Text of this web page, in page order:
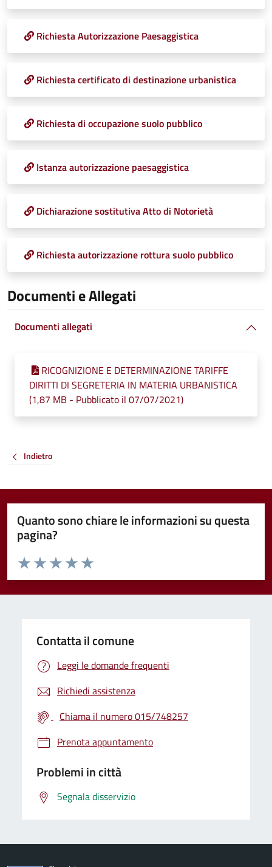
Richiesta Autorizzazione Paesaggistica
Richiesta certificato di destinazione urbanistica
Richiesta di occupazione suolo pubblico
Istanza autorizzazione paesaggistica
Dichiarazione sostitutiva Atto di Notorietà
Richiesta autorizzazione rottura suolo pubblico
Documenti e Allegati
Documenti allegati
RICOGNIZIONE E DETERMINAZIONE TARIFFE
DIRITTI DI SEGRETERIA IN MATERIA URBANISTICA
(1,87 MB - Pubblicato il 07/07/2021)
Indietro
Quanto sono chiare le informazioni su questa
pagina?
Valuta da 1 a 5 stelle la pagina
Valuta 5 stelle su 5
Valuta 4 stelle su 5
Valuta 3 stelle su 5
Valuta 2 stelle su 5
Valuta 1 stelle su 5
Contatta il comune
Leggi le domande frequenti
Richiedi assistenza
Chiama il numero 015/748257
Prenota appuntamento
Problemi in città
Segnala disservizio